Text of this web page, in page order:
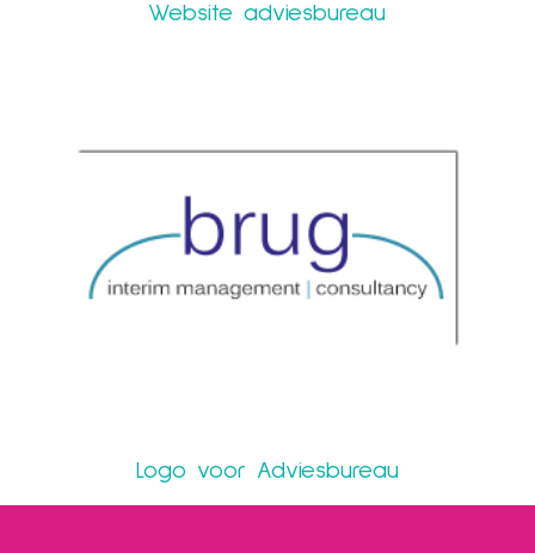
Website adviesbureau
Logo voor Adviesbureau